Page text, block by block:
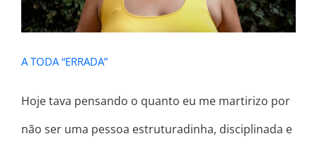
A TODA “ERRADA”
Hoje tava pensando o quanto eu me martirizo por
não ser uma pessoa estruturadinha, disciplinada e